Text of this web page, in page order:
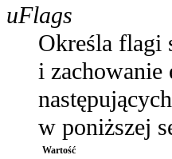
uFlags
Określa flagi
i zachowanie
w poniższej
Wartość